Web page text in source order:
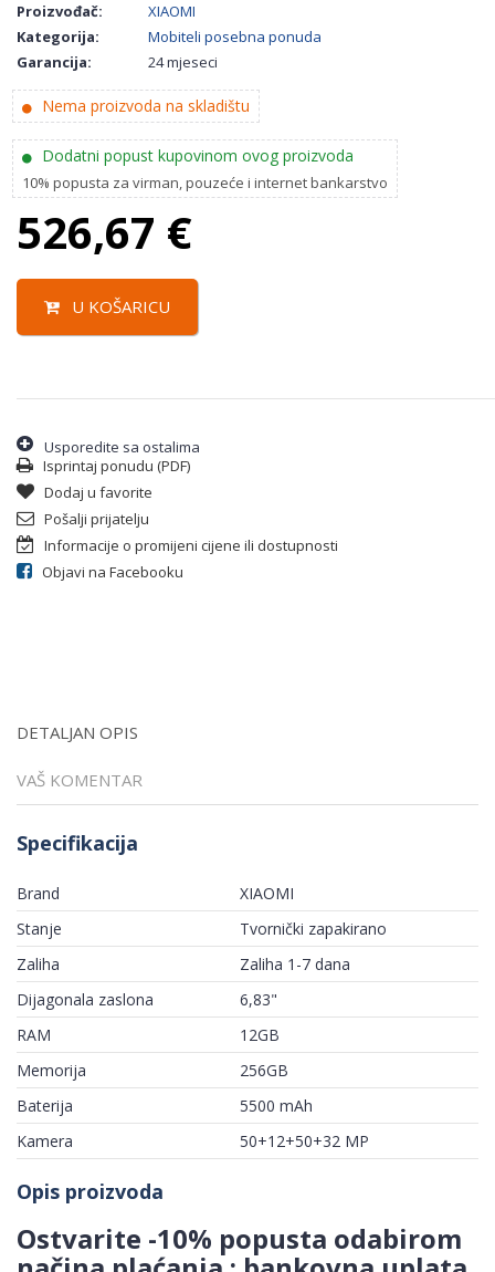
Proizvođač:
XIAOMI
Kategorija:
Mobiteli posebna ponuda
Garancija:
24 mjeseci
Nema proizvoda na skladištu
Dodatni popust kupovinom ovog proizvoda
10% popusta za virman, pouzeće i internet bankarstvo
526,67 €
U KOŠARICU
Usporedite sa ostalima
Isprintaj ponudu (PDF)
Dodaj u favorite
Pošalji prijatelju
Informacije o promijeni cijene ili dostupnosti
Objavi na Facebooku
DETALJAN OPIS
VAŠ KOMENTAR
Specifikacija
Brand
XIAOMI
Stanje
Tvornički zapakirano
Zaliha
Zaliha 1-7 dana
Dijagonala zaslona
6,83"
RAM
12GB
Memorija
256GB
Baterija
5500 mAh
Kamera
50+12+50+32 MP
Opis proizvoda
Ostvarite -10% popusta odabirom